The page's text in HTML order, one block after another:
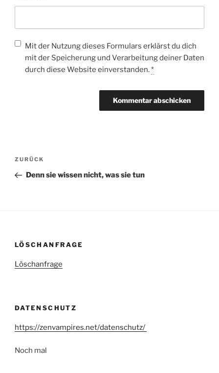
Mit der Nutzung dieses Formulars erklärst du dich
mit der Speicherung und Verarbeitung deiner Daten
durch diese Website einverstanden.*
ZURÜCK
Denn sie wissen nicht, was sie tun
LÖSCHANFRAGE
Löschanfrage
DATENSCHUTZ
https://zenvampires.net/datenschutz/
Noch mal